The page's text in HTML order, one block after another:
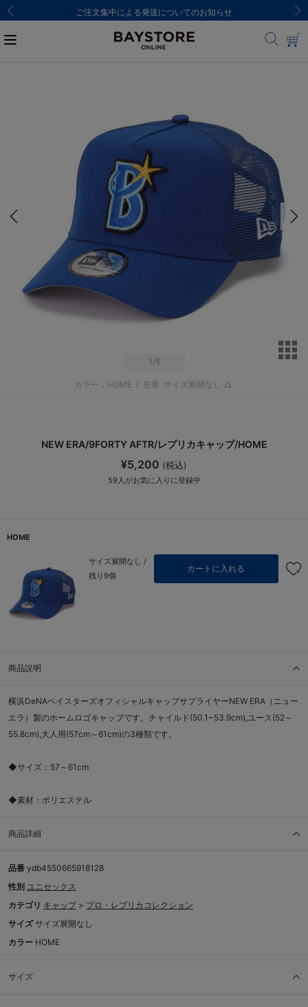
ご注文集中による発送についてのお知らせ
1 /5
カラー：HOME / 在庫 サイズ展開なし:△
NEW ERA/9FORTY AFTR/レプリカキャップ/HOME
¥5,200 (税込)
59 人がお気に入りに登録中
HOME
サイズ展開なし /
残り9個
カートに入れる
商品説明
横浜DeNAベイスターズオフィシャルキャップサプライヤーNEW ERA（ニュー
エラ）製のホームロゴキャップです。チャイルド(50.1~53.9cm),ユース(52～
55.8cm),大人用(57cm～61cm)の3種類です。
◆サイズ：57～61cm
◆素材：ポリエステル
商品詳細
品番 ydb4550665918128
性別 ユニセックス
カテゴリ キャップ > プロ・レプリカコレクション
サイズ サイズ展開なし
カラー HOME
サイズ